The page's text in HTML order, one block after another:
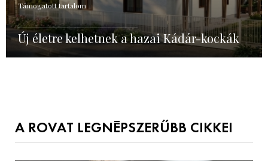
Támogatott tartalom
Új életre kelhetnek a hazai Kádár-kockák
A ROVAT LEGNÉPSZERŰBB CIKKEI